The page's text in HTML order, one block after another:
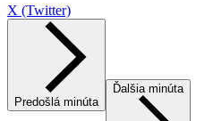
X (Twitter)
Predošlá minúta
Ďalšia minúta